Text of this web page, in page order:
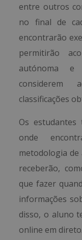
entre outros
no final de
encontrarão
permitirão
autónoma
considerem
classificações
Os
onde
metodologia de
receberão,
que fazer
informações
disso, o aluno
online em direto.